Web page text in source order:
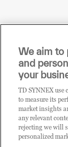
Sei un
i
We aim to
and
your
TD SYNNEX use
to measure its
market insights
any relevant
rejecting we will
personalized